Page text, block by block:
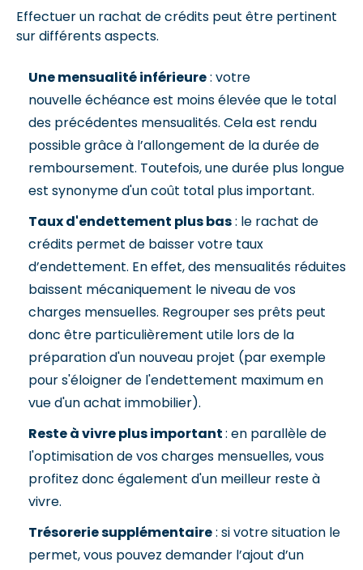
Effectuer un rachat de crédits peut être pertinent
sur différents aspects.
Une mensualité inférieure: votre
nouvelle échéance est moins élevée que le total
des précédentes mensualités. Cela est rendu
possible grâce à l’allongement de la durée de
remboursement. Toutefois, une durée plus longue
est synonyme d'un coût total plus important.
Taux d'endettement plus bas: le rachat de
crédits permet de baisser votre taux
d’endettement. En effet, des mensualités réduites
baissent mécaniquement le niveau de vos
charges mensuelles. Regrouper ses prêts peut
donc être particulièrement utile lors de la
préparation d'un nouveau projet (par exemple
pour s'éloigner de l'endettement maximum en
vue d'un achat immobilier).
Reste à vivre plus important: en parallèle de
l'optimisation de vos charges mensuelles, vous
profitez donc également d'un meilleur reste à
vivre.
Trésorerie supplémentaire: si votre situation le
permet, vous pouvez demander l’ajout d’un